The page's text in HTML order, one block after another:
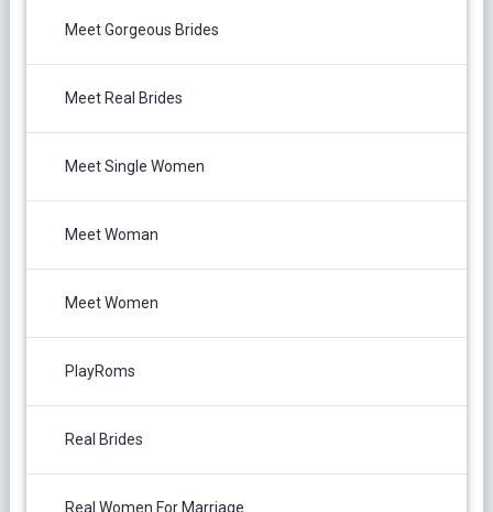
Meet Gorgeous Brides
Meet Real Brides
Meet Single Women
Meet Woman
Meet Women
PlayRoms
Real Brides
Real Women For Marriage